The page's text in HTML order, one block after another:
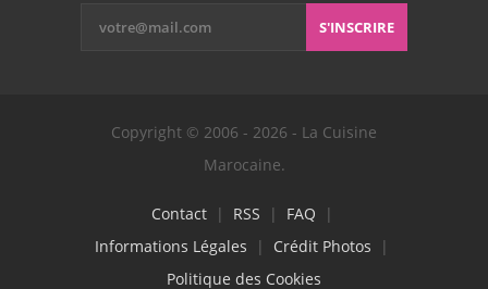
S'INSCRIRE
Copyright © 2006 - 2026 - La Cuisine
Marocaine.
Contact| RSS | FAQ |
Informations Légales | Crédit Photos |
Politique des Cookies